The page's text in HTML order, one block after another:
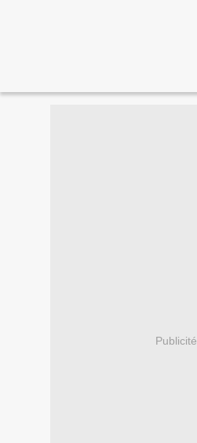
Publicité